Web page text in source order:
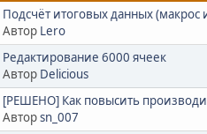
Подсчёт итоговых данных (макрос
Автор Lero
Редактирование 6000 ячеек
Автор Delicious
[РЕШЕНО] Как повысить
Авторsn_007